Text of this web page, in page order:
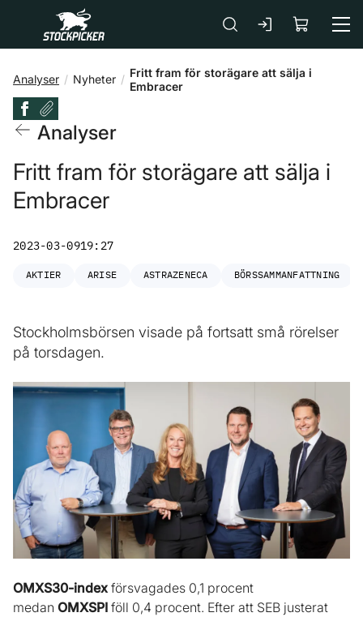
Gå till huvudinnehåll
Analyser Nyheter
Fritt fram för storägare att sälja i
Embracer
Analyser
Fritt fram för storägare att sälja i
Embracer
2023-03-0919:27
AKTIER ARISE ASTRAZENECA BÖRSSAMMANFATTNING
Stockholmsbörsen visade på fortsatt små rörelser
på torsdagen.
OMXS30-index försvagades 0,1 procent
medan OMXSPI föll 0,4 procent. Efter att SEB justerat